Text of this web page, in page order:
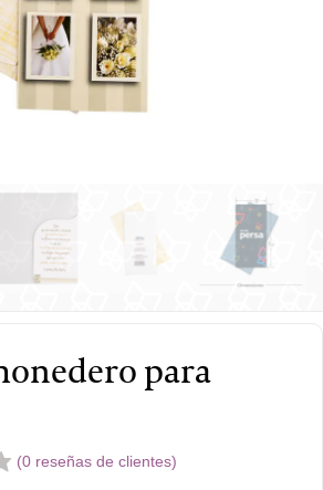
para
(0 reseñas de clientes)